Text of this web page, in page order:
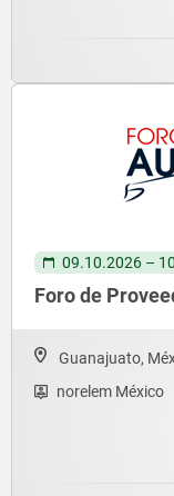
09.10.2026 –
Foro de
Guanajuato,
norelem México